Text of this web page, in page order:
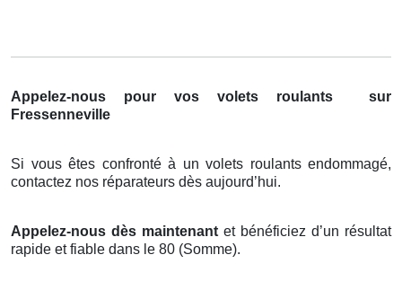
Appelez-nous pour vos volets roulants
sur
Fressenneville
Si vous êtes confronté à un volets roulants endommagé,
contactez nos réparateurs dès aujourd’hui.
Appelez-nous dès maintenant et bénéficiez d’un résultat
rapide et fiable dans le 80 (Somme).